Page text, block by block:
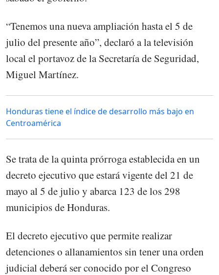
“Tenemos una nueva ampliación hasta el 5 de
julio del presente año”, declaró a la televisión
local el portavoz de la Secretaría de Seguridad,
Miguel Martínez.
Honduras tiene el índice de desarrollo más bajo en
Centroamérica
Se trata de la quinta prórroga establecida en un
decreto ejecutivo que estará vigente del 21 de
mayo al 5 de julio y abarca 123 de los 298
municipios de Honduras.
El decreto ejecutivo que permite realizar
detenciones o allanamientos sin tener una orden
judicial deberá ser conocido por el Congreso